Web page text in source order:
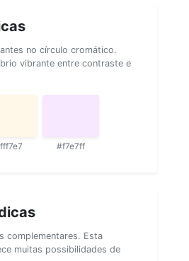
no círculo cromático.
vibrante entre contraste e
#f7e7ff
complementares. Esta
muitas possibilidades de